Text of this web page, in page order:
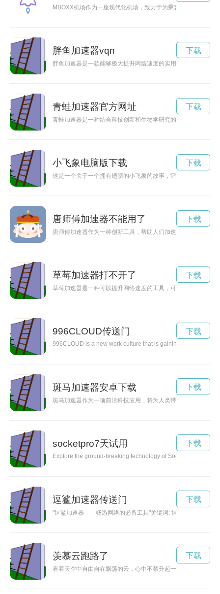
MBOXX机场作为一座现代化机场，致力于为乘客提供高效、便
胖鱼加速器vqn
胖鱼加速器是一款能够极大提升网络速度的实用工具，通过优
下载
青蛙加速器官方网址
青蛙加速器是一种结合科技创新和生物学研究的前沿设备，让
下载
小飞象电脑版下载
这是一个关于一个拥有翅膀的小飞象的故事，它带领着读者探
下载
唐师傅加速器不能用了
唐师傅加速器作为一种创新工具，帮助人们加速实现梦想和目
下载
草莓加速器打不开了
草莓加速器是一种可以提升网络速度的工具，可以有效地优化
下载
996CLOUD传送门
996CLOUD is a new work culture that is gaining popularity,
下载
斑马加速器安卓下载
斑马加速器作为一项前沿科技应用，将为人类带来前所未有的突
下载
socketpro7天试用
Explore the ground-breaking technology of SocketPro, a
下载
逗鲨加速器传送门
"逗鲨加速器——畅游网络的必备工具"关键词: 逗鲨加速器, 网络
下载
羡慕云跑路了
看着天空中自由自在飘荡的云，心中不禁升起一丝羡慕之情。
下载